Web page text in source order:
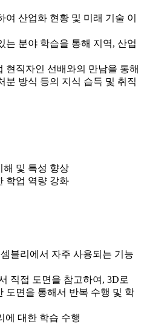
여 산업화 현황 및 미래 기술 이
는 분야 학습을 통해 지역, 산업
현직자인 선배와의 만남을 통해
분 방식 등의 지식 습득 및 취직
해 및 특성 향상
학업 역량 강화
블리에서 자주 사용되는 기능
직접 도면을 참고하여, 3D로
도면을 통해서 반복 수행 및 학
에 대한 학습 수행